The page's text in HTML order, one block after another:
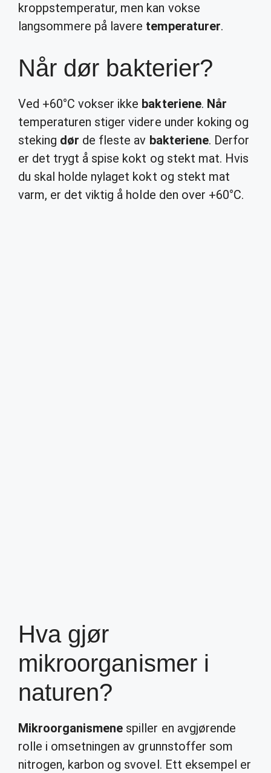
kroppstemperatur, men kan vokse
langsommere på lavere temperaturer.
Når dør bakterier?
Ved +60°C vokser ikke bakteriene. Når
temperaturen stiger videre under koking og
steking dør de fleste av bakteriene. Derfor
er det trygt å spise kokt og stekt mat. Hvis
du skal holde nylaget kokt og stekt mat
varm, er det viktig å holde den over +60°C.
Hva gjør
mikroorganismer i
naturen?
Mikroorganismene spiller en avgjørende
rolle i omsetningen av grunnstoffer som
nitrogen, karbon og svovel. Ett eksempel er